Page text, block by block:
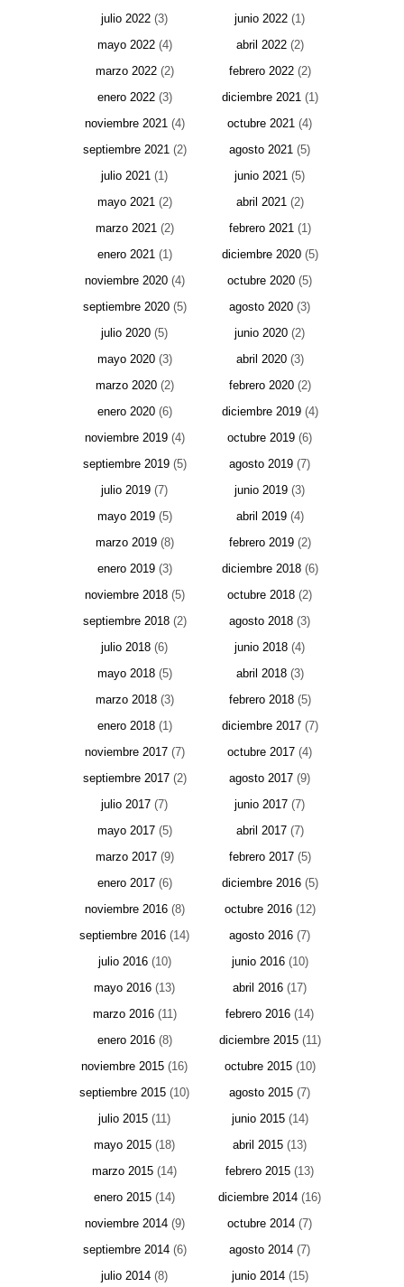
julio 2022 (3) junio 2022 (1)
mayo 2022(4) abril 2022(2)
marzo 2022(2) febrero 2022(2)
enero 2022(3) diciembre 2021(1)
noviembre 2021(4) octubre 2021 (4)
septiembre 2021(2) agosto 2021 (5)
julio 2021 (1) junio 2021 (5)
mayo 2021(2) abril 2021(2)
marzo 2021(2) febrero 2021(1)
enero 2021(1) diciembre 2020(5)
noviembre 2020(4) octubre 2020 (5)
septiembre 2020(5) agosto 2020 (3)
julio 2020 (5) junio 2020 (2)
mayo 2020(3) abril 2020(3)
marzo 2020(2) febrero 2020(2)
enero 2020(6) diciembre 2019(4)
noviembre 2019(4) octubre 2019 (6)
septiembre 2019(5) agosto 2019 (7)
julio 2019 (7) junio 2019 (3)
mayo 2019(5) abril 2019(4)
marzo 2019(8) febrero 2019(2)
enero 2019(3) diciembre 2018(6)
noviembre 2018(5) octubre 2018 (2)
septiembre 2018(2) agosto 2018 (3)
julio 2018 (6) junio 2018 (4)
mayo 2018(5) abril 2018(3)
marzo 2018(3) febrero 2018(5)
enero 2018(1) diciembre 2017(7)
noviembre 2017(7) octubre 2017 (4)
septiembre 2017(2) agosto 2017 (9)
julio 2017 (7) junio 2017 (7)
mayo 2017(5) abril 2017(7)
marzo 2017(9) febrero 2017(5)
enero 2017(6) diciembre 2016(5)
noviembre 2016(8) octubre 2016(12)
septiembre 2016 (14) agosto 2016 (7)
julio 2016(10) junio 2016(10)
mayo 2016 (13) abril 2016 (17)
marzo 2016(11) febrero 2016 (14)
enero 2016(8) diciembre 2015(11)
noviembre 2015 (16) octubre 2015(10)
septiembre 2015 (10) agosto 2015 (7)
julio 2015 (11) junio 2015(14)
mayo 2015 (18) abril 2015 (13)
marzo 2015 (14) febrero 2015 (13)
enero 2015 (14) diciembre 2014 (16)
noviembre 2014(9) octubre 2014 (7)
septiembre 2014(6) agosto 2014 (7)
julio 2014 (8) junio 2014(15)